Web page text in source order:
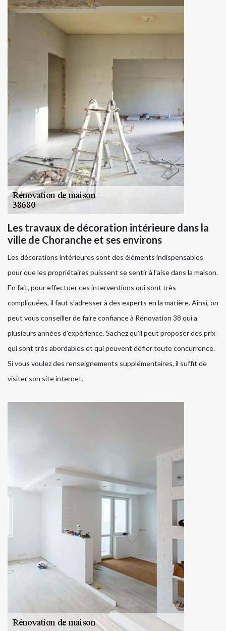
Les travaux de décoration intérieure dans la
ville de Choranche et ses environs
Les décorations intérieures sont des éléments indispensables
pour que les propriétaires puissent se sentir à l'aise dans la maison.
En fait, pour effectuer ces interventions qui sont très
compliquées, il faut s'adresser à des experts en la matière. Ainsi, on
peut vous conseiller de faire confiance à Rénovation 38 qui a
plusieurs années d'expérience. Sachez qu'il peut proposer des prix
qui sont très abordables et qui peuvent défier toute concurrence.
Si vous voulez des renseignements supplémentaires, il suffit de
visiter son site internet.